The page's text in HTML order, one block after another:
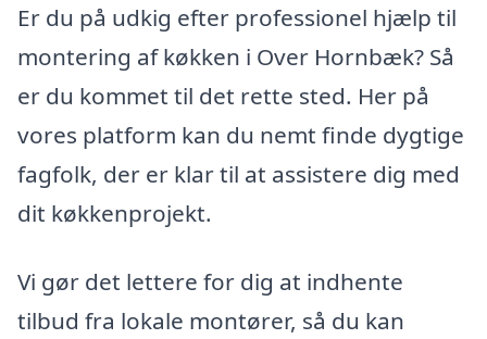
Er du på udkig efter professionel hjælp til
montering af køkken i Over Hornbæk? Så
er du kommet til det rette sted. Her på
vores platform kan du nemt finde dygtige
fagfolk, der er klar til at assistere dig med
dit køkkenprojekt.
Vi gør det lettere for dig at indhente
tilbud fra lokale montører, så du kan